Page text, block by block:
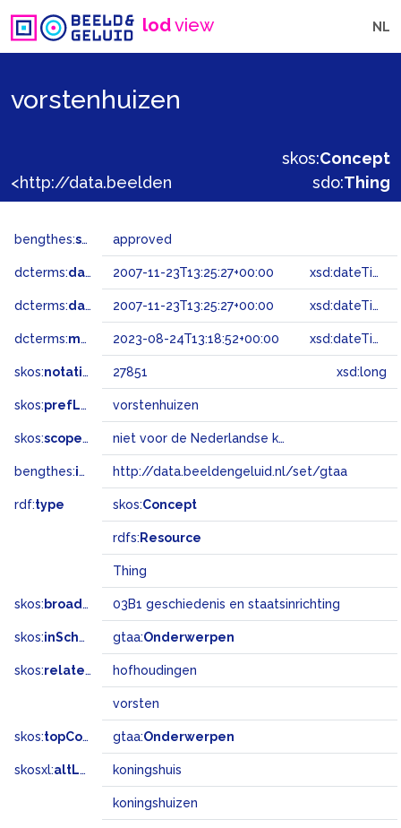
lodview NL
vorstenhuizen
skos:Concept
sdo:Thing
bengthes:status approved
dcterms:dateAccepted 2007-11-23T13:25:27+00:00 xsd:dateTime
dcterms:dateSubmitted 2007-11-23T13:25:27+00:00 xsd:dateTime
dcterms:modified 2023-08-24T13:18:52+00:00 xsd:dateTime
skos:notation 27851 xsd:long
skos:prefLabel vorstenhuizen
skos:scopeNote niet voor de Nederlandse koninklijke familie, gebruik hiervoor: Koninklijk Huis (Namen)
bengthes:inSet http://data.beeldengeluid.nl/set/gtaa
rdf:type skos:Concept
rdfs: Resource
Thing
skos: broadMatch 03B1 geschiedenis en staatsinrichting
skos:inScheme gtaa:Onderwerpen
skos:related hofhoudingen
vorsten
skos:topConceptOf gtaa:Onderwerpen
skosxl:altLabel koningshuis
koningshuizen